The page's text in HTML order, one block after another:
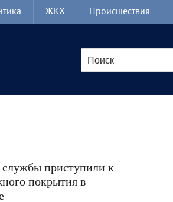
ЖКХ Происшествия
приступили к
покрытия в